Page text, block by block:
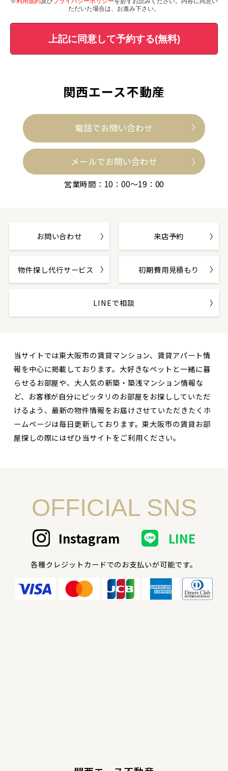
ただいた場合は、お進み下さい。
上記に同意して予約する(無料)
関西エース不動産
電話でお問い合わせ
メールでお問い合わせ
営業時間：10：00～19：00
お問い合わせ 来店予約
物件探し代行サービス 初期費用見積もり
LINEで相談
当サイトでは東大阪市の賃貸マンション、賃貸アパート情
報を中心に掲載しております。大好きなペットと一緒に暮
らせるお部屋や、大人気の新築・築浅マンション情報な
ど、お客様が自分にピッタリのお部屋をお探ししていただ
けるよう、最新の物件情報をお届けさせていただきたくホ
ームページは毎日更新しております。東大阪市の賃貸お部
屋探しの際にはぜひ当サイトをご利用ください。
OFFICIAL SNS
Instagram LINE
各種クレジットカードでのお支払いが可能です。